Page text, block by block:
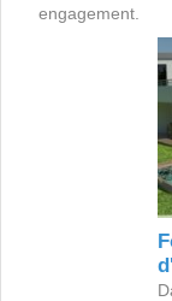
engagement.